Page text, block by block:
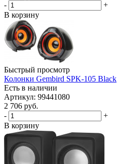
-
+
В корзину
Быстрый просмотр
Колонки Gembird SPK-105 Black
Есть в наличии
Артикул: 99441080
2 706 руб.
-
+
В корзину